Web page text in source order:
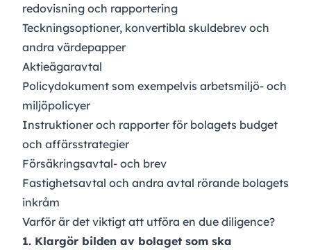
redovisning och rapportering
Teckningsoptioner, konvertibla skuldebrev och
andra värdepapper
Aktieägaravtal
Policydokument som exempelvis arbetsmiljö- och
miljöpolicyer
Instruktioner och rapporter för bolagets budget
och affärsstrategier
Försäkringsavtal- och brev
Fastighetsavtal och andra avtal rörande bolagets
inkråm
Varför är det viktigt att utföra en due diligence?
1. Klargör bilden av bolaget som ska